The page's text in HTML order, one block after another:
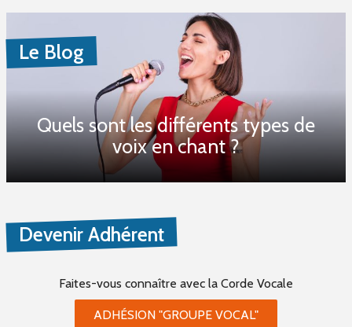
Le Blog
Quels sont les différents types de
voix en chant ?
Devenir Adhérent
Faites-vous connaître avec la Corde Vocale
ADHÉSION "GROUPE VOCAL"